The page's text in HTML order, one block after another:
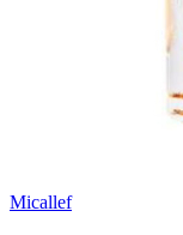
Micallef